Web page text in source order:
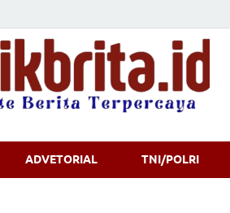
ADVETORIAL TNI/POLRI